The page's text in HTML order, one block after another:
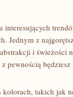
interesujących
Jednym ⁤z‌
i⁤ świeżości
będziesz
takich jak